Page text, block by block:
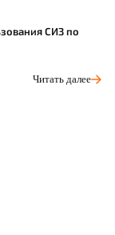
СИЗ по
Читать далее